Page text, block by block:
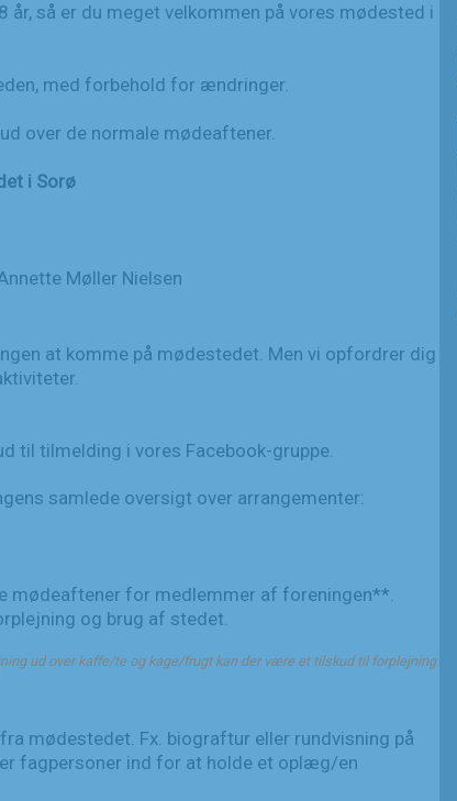
år, så er du meget velkommen på vores mødested i
med forbehold for ændringer.
over de normale mødeaftener.
i Sorø
Møller Nielsen
at komme på mødestedet. Men vi opfordrer dig
til tilmelding i vores Facebook-gruppe.
samlede oversigt over arrangementer:
mødeaftener for medlemmer af foreningen**.
og brug af stedet.
ud over kaffe/te og kage/frugt kan der være et tilskud til forplejning.
mødestedet. Fx. biograftur eller rundvisning på
fagpersoner ind for at holde et oplæg/en